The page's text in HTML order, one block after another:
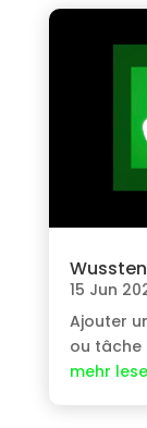
15 Jun
Ajouter
ou tâche
mehr